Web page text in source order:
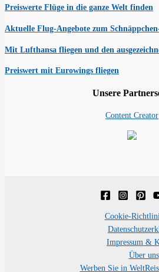
Preiswerte Flüge in die ganze Welt finden
Aktuelle Flug-Angebote zum
Mit Lufthansa fliegen und den
Preiswert mit Eurowings fliegen
Unsere
Content Creator
Cookie-
Impressum &
Über uns
Werben Sie in